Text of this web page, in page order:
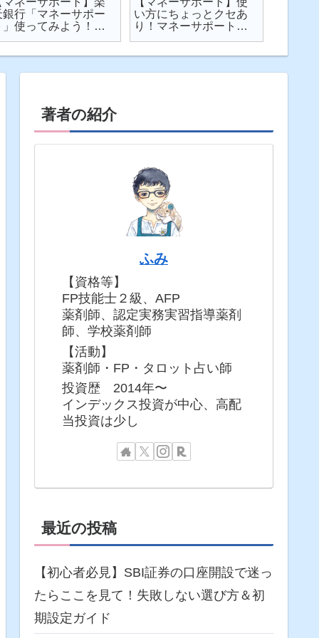
銀行「マネーサポー
」使ってみよう！
い方にちょっとクセあ
り！マネーサポートの
著者の紹介
ふみ
【資格等】
FP技能士２級、AFP
薬剤師、認定実務実習指導薬剤
師、学校薬剤師
【活動】
薬剤師・FP・タロット占い師
投資歴 2014年〜
インデックス投資が中心、高配
当投資は少し
最近の投稿
【初心者必見】SBI証券の口座開設で迷っ
たらここを見て！失敗しない選び方＆初
期設定ガイド